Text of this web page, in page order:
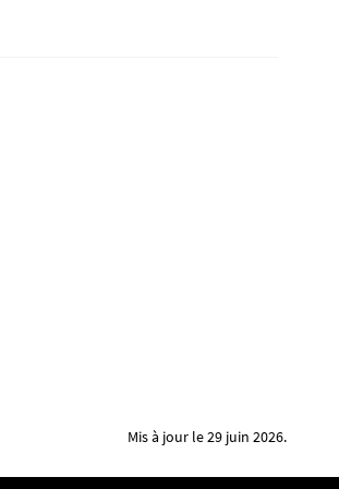
Mis à jour le 29 juin 2026.